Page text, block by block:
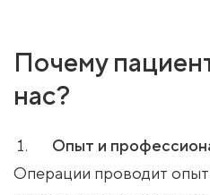
Почему
нас?
Опыт и
Операции проводит